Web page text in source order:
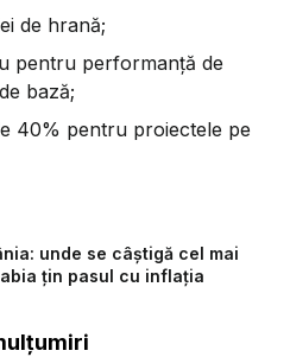
de hrană;
pentru performanță de
bază;
40% pentru proiectele pe
unde se câștigă cel mai
țin pasul cu inflația